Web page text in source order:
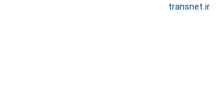
transnet.ir